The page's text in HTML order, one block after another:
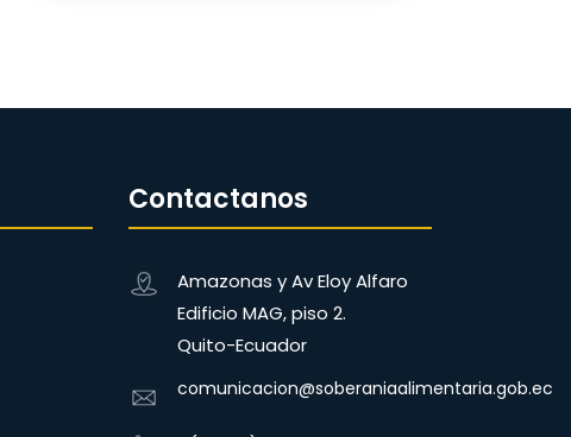
Contactanos
Amazonas y Av Eloy Alfaro
Edificio MAG, piso 2.
Quito-Ecuador
comunicacion@soberaniaalimentaria.gob.ec